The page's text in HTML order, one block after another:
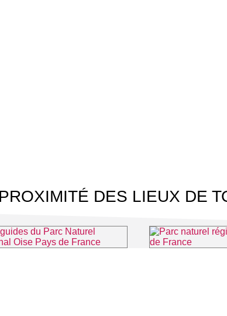
DES LIEUX DE